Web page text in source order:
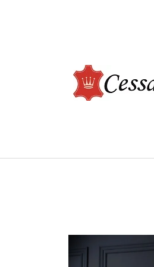
CO POTŘEBUJETE NAJÍT?
DOPORUČUJEME